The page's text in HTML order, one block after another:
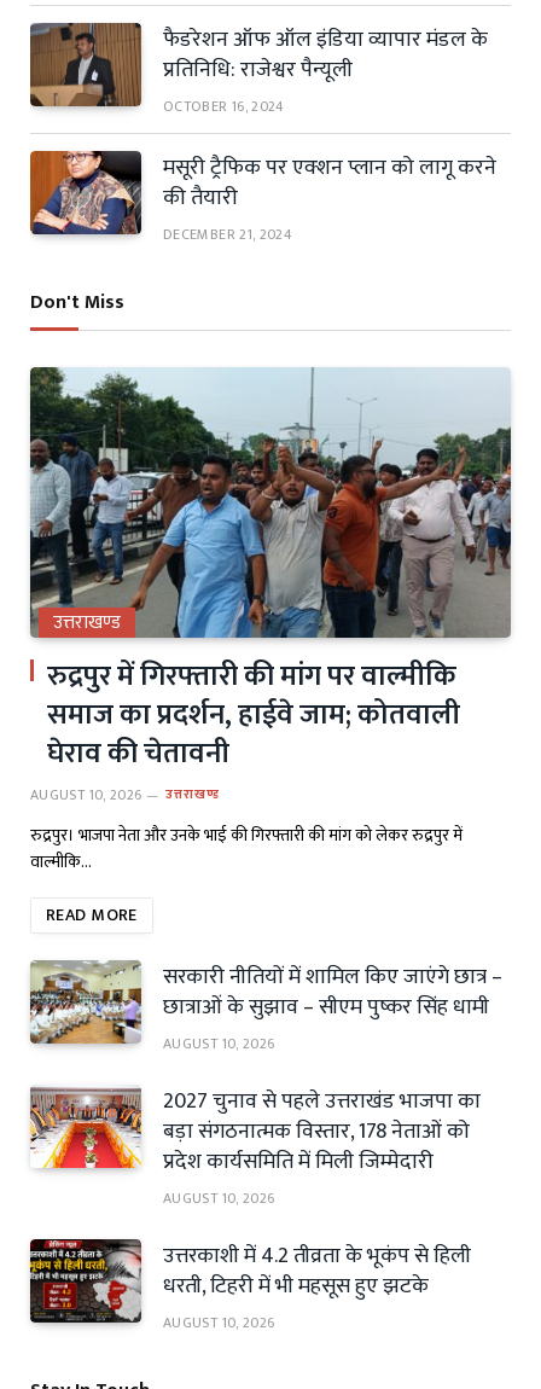
फैडरेशन ऑफ ऑल इंडिया व्यापार मंडल के
प्रतिनिधि: राजेश्वर पैन्यूली
OCTOBER 16, 2024
मसूरी ट्रैफिक पर एक्शन प्लान को लागू करने
की तैयारी
DECEMBER 21, 2024
Don't Miss
उत्तराखण्ड
रुद्रपुर में गिरफ्तारी की मांग पर वाल्मीकि
समाज का प्रदर्शन, हाईवे जाम; कोतवाली
घेराव की चेतावनी
AUGUST 10, 2026 उत्तराखण्ड
रुद्रपुर। भाजपा नेता और उनके भाई की गिरफ्तारी की मांग को लेकर रुद्रपुर में
वाल्मीकि…
READ MORE
सरकारी नीतियों में शामिल किए जाएंगे छात्र –
छात्राओं के सुझाव – सीएम पुष्कर सिंह धामी
AUGUST 10, 2026
2027 चुनाव से पहले उत्तराखंड भाजपा का
बड़ा संगठनात्मक विस्तार, 178 नेताओं को
प्रदेश कार्यसमिति में मिली जिम्मेदारी
AUGUST 10, 2026
उत्तरकाशी में 4.2 तीव्रता के भूकंप से हिली
धरती, टिहरी में भी महसूस हुए झटके
AUGUST 10, 2026